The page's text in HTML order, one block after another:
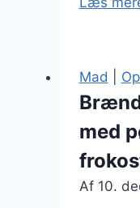
Mad
med
Af 10.